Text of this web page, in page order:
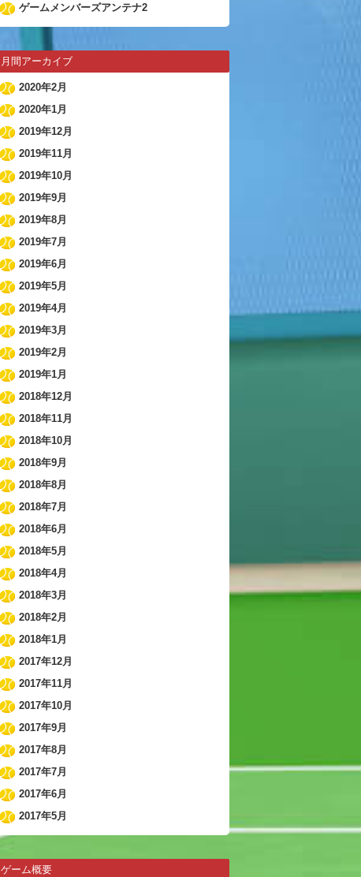
ゲームメンバーズアンテナ2
月間アーカイブ
2020年2月
2020年1月
2019年12月
2019年11月
2019年10月
2019年9月
2019年8月
2019年7月
2019年6月
2019年5月
2019年4月
2019年3月
2019年2月
2019年1月
2018年12月
2018年11月
2018年10月
2018年9月
2018年8月
2018年7月
2018年6月
2018年5月
2018年4月
2018年3月
2018年2月
2018年1月
2017年12月
2017年11月
2017年10月
2017年9月
2017年8月
2017年7月
2017年6月
2017年5月
ゲーム概要